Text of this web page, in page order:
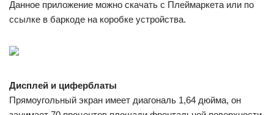
Данное приложение можно скачать с Плеймаркета или по
ссылке в баркоде на коробке устройства.
Дисплей и циферблаты
Прямоугольный экран имеет диагональ 1,64 дюйма, он